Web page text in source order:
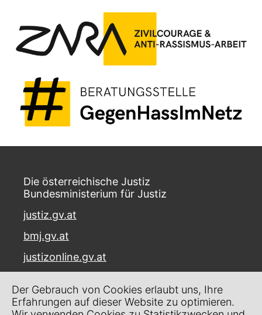
Die österreichische Justiz
Bundesministerium für Justiz
justiz.gv.at
bmj.gv.at
justizonline.gv.at
Museumstraße 7
1070 Wien
Der Gebrauch von Cookies erlaubt uns, Ihre
Erfahrungen auf dieser Website zu optimieren.